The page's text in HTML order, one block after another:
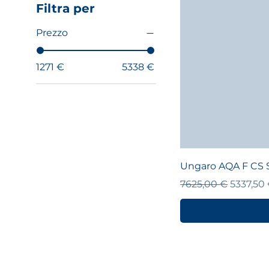
Filtra per
Prezzo
1271 € 5338 €
Ungaro AQA F CS
Prezzo regolare
7625,00 € Prezzo
5337,50